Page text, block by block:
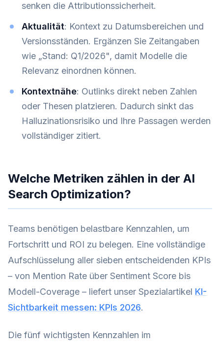
senken die Attributionssicherheit.
Aktualität: Kontext zu Datumsbereichen und
Versionsständen. Ergänzen Sie Zeitangaben
wie „Stand: Q1/2026", damit Modelle die
Relevanz einordnen können.
Kontextnähe: Outlinks direkt neben Zahlen
oder Thesen platzieren. Dadurch sinkt das
Halluzinationsrisiko und Ihre Passagen werden
vollständiger zitiert.
Welche Metriken zählen in der AI
Search Optimization?
Teams benötigen belastbare Kennzahlen, um
Fortschritt und ROI zu belegen. Eine vollständige
Aufschlüsselung aller sieben entscheidenden KPIs
– von Mention Rate über Sentiment Score bis
Modell-Coverage – liefert unser Spezialartikel KI-
Sichtbarkeit messen: KPIs 2026.
Die fünf wichtigsten Kennzahlen im